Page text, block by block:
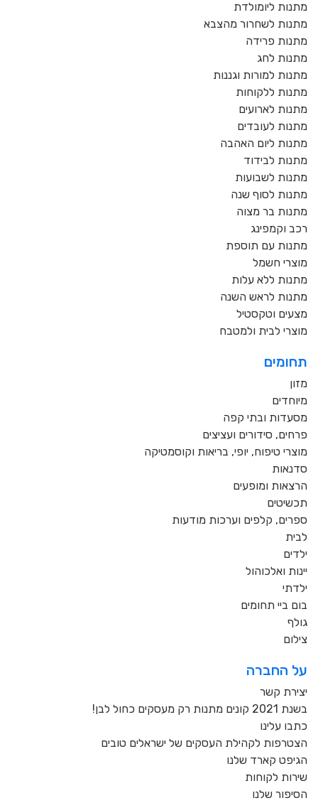
מתנות ליומולדת
מתנות לשחרור מהצבא
מתנות פרידה
מתנות לחג
מתנות למורות וגננות
מתנות ללקוחות
מתנות לארועים
מתנות לעובדים
מתנות ליום האהבה
מתנות לבידוד
מתנות לשבועות
מתנות לסוף שנה
מתנות בר מצוה
רכב וקמפינג
מתנות עם תוספת
מוצרי חשמל
מתנות ללא עלות
מתנות לראש השנה
מצעים וטקסטיל
מוצרי לבית ולמטבח
תחומים
מזון
מיוחדים
מסעדות ובתי קפה
פרחים, סידורים ועציצים
מוצרי טיפוח, יופי, בריאות וקוסמטיקה
סדנאות
הרצאות ומופעים
תכשיטים
ספרים, קלפים וערכות מודעות
לבית
ילדים
יינות ואלכוהול
ילדתי
בום ביי תחומים
גולף
צילום
על החברה
יצירת קשר
בשנת 2021 קונים מתנות רק מעסקים כחול לבן!
כתבו עלינו
הצטרפות לקהילת העסקים של ישראלים טובים
הגיפט קארד שלנו
שירות לקוחות
הסיפור שלנו